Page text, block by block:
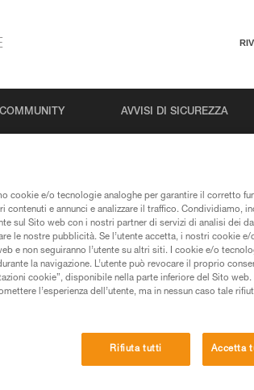
COMMUNITY AVVISI DI SICUREZZA
le troverete qui.
cookie e/o tecnologie analoghe per garantire il corretto
contenuti e annunci e analizzare il traffico. Condividiamo,
sul Sito web con i nostri partner di servizi di analisi dei
le nostre pubblicità. Se l’utente accetta, i nostri cookie
e non seguiranno l’utente su altri siti. I cookie e/o
la navigazione. L’utente può revocare il proprio
cookie”, disponibile nella parte inferiore del Sito
l’esperienza dell’utente, ma in nessun caso tale
Rifiuta tutti Accetta